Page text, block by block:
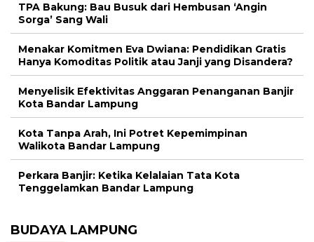
TPA Bakung: Bau Busuk dari Hembusan ‘Angin
Sorga’ Sang Wali
Menakar Komitmen Eva Dwiana: Pendidikan Gratis
Hanya Komoditas Politik atau Janji yang Disandera?
Menyelisik Efektivitas Anggaran Penanganan Banjir
Kota Bandar Lampung
Kota Tanpa Arah, Ini Potret Kepemimpinan
Walikota Bandar Lampung
Perkara Banjir: Ketika Kelalaian Tata Kota
Tenggelamkan Bandar Lampung
BUDAYA LAMPUNG